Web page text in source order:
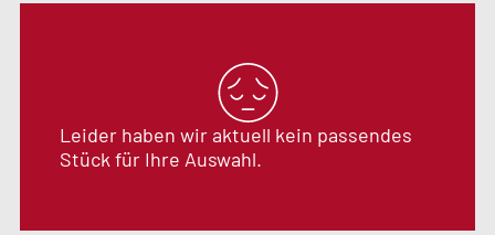
Leider haben wir aktuell kein passendes
Stück für Ihre Auswahl.